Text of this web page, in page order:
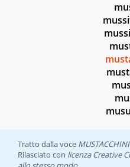
Tratto dalla voce MUSTACCHINI
Rilasciato con licenza Creative